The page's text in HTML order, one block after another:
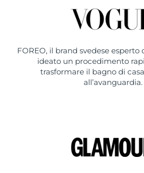
FOREO, il brand svedese
ideato un procedimento
trasformare il bagno di
all’avanguardia.